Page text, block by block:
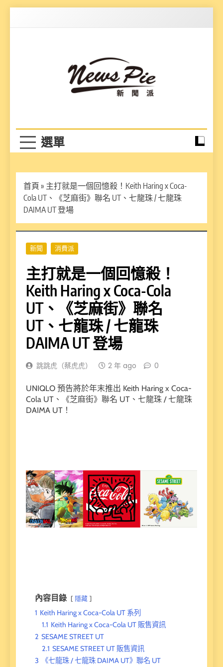
首頁 » 主打就是一個回憶殺！Keith Haring x Coca-
Cola UT、《芝麻街》聯名 UT、七龍珠 / 七龍珠
DAIMA UT 登場
新聞 消費派
主打就是一個回憶殺！
Keith Haring x Coca-Cola
UT、《芝麻街》聯名
UT、七龍珠 / 七龍珠
DAIMA UT 登場
跳跳虎（蔡虎虎） 2 年 ago 0
UNIQLO 預告將於年末推出 Keith Haring x Coca-
Cola UT、《芝麻街》聯名 UT、七龍珠 / 七龍珠
DAIMA UT！
內容目錄 隱藏
1 Keith Haring x Coca-Cola UT 系列
1.1 Keith Haring x Coca-Cola UT 販售資訊
2 SESAME STREET UT
2.1 SESAME STREET UT 販售資訊
3
《七龍珠 / 七龍珠 DAIMA UT》聯名 UT